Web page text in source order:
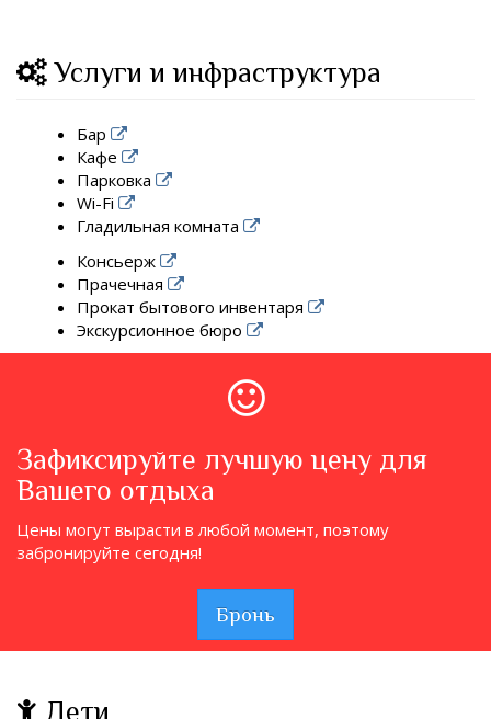
Услуги и инфраструктура
Бар
Кафе
Парковка
Wi-Fi
Гладильная комната
Консьерж
Прачечная
Прокат бытового инвентаря
Экскурсионное бюро
Зафиксируйте лучшую цену для
Вашего отдыха
Цены могут вырасти в любой момент, поэтому
забронируйте сегодня!
Бронь
Дети